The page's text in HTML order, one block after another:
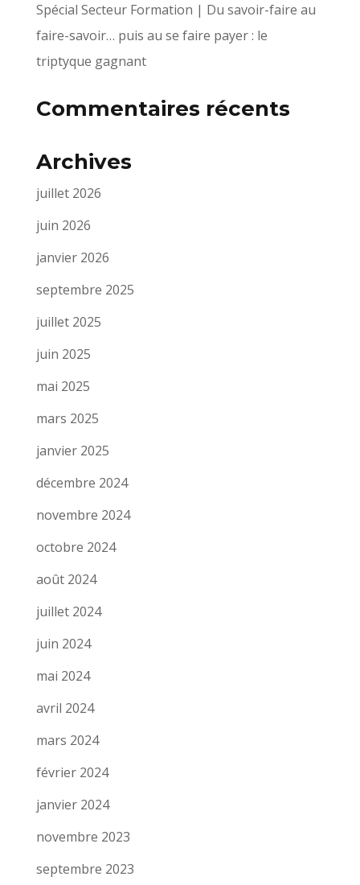
Spécial Secteur Formation | Du savoir-faire au
faire-savoir… puis au se faire payer : le
triptyque gagnant
Commentaires récents
Archives
juillet 2026
juin 2026
janvier 2026
septembre 2025
juillet 2025
juin 2025
mai 2025
mars 2025
janvier 2025
décembre 2024
novembre 2024
octobre 2024
août 2024
juillet 2024
juin 2024
mai 2024
avril 2024
mars 2024
février 2024
janvier 2024
novembre 2023
septembre 2023